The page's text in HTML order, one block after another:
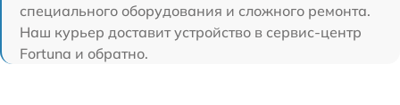
специального оборудования и сложного ремонта.
Наш курьер доставит устройство в сервис-центр
Fortuna и обратно.